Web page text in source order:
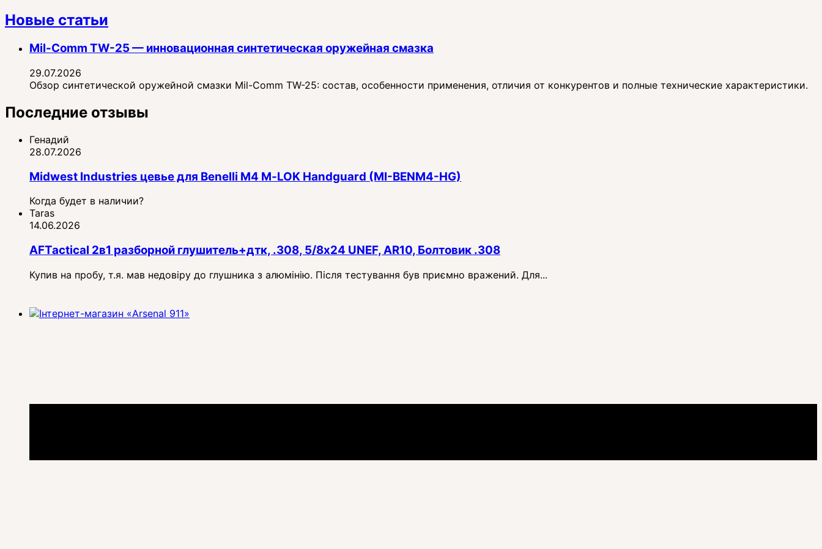
Новые статьи
Mil-Comm TW-25 — инновационная синтетическая оружейная смазка
29.07.2026
Обзор синтетической оружейной смазки Mil-Comm TW-25: состав, особенности применения, отличия от конкурентов и полные технические характеристики.
Последние отзывы
Генадий
28.07.2026
Midwest Industries цевье для Benelli M4 M‑LOK Handguard (MI-BENM4-HG)
Когда будет в наличии?
Taras
14.06.2026
AFTactical 2в1 разборной глушитель+дтк, .308, 5/8x24 UNEF, AR10, Болтовик .308
Купив на пробу, т.я. мав недовіру до глушника з алюмінію. Після тестування був приємно вражений. Для...